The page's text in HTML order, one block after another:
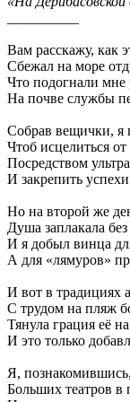
Вам расскажу, как
Сбежал на море
Что подогнали мне
На почве службы
Собрав вещички, я
Чтоб исцелиться
Посредством
И закрепить
Но на второй же
Душа заплакала
И я добыл винца
А для «лямуров»
И вот в традициях
С трудом на пляж
Тянула грация её
И это только
Я,
Больших театров